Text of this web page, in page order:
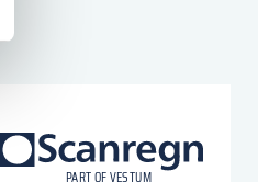
PARTOF VESTUM
logo